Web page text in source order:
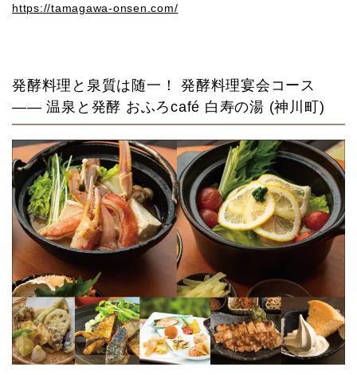
https://tamagawa-onsen.com/
発酵料理と泉質は随一！ 発酵料理宴会コース
—— 温泉と発酵 おふろcafé 白寿の湯 (神川町)